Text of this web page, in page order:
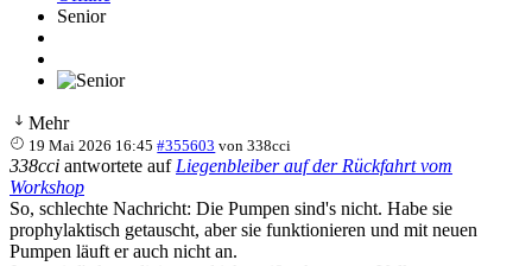
Senior
Mehr
19 Mai 2026 16:45 #355603 von338cci
338cci antwortete auf Liegenbleiber auf der Rückfahrt vom
Workshop
So, schlechte Nachricht: Die Pumpen sind's nicht. Habe sie
prophylaktisch getauscht, aber sie funktionieren und mit neuen
Pumpen läuft er auch nicht an.